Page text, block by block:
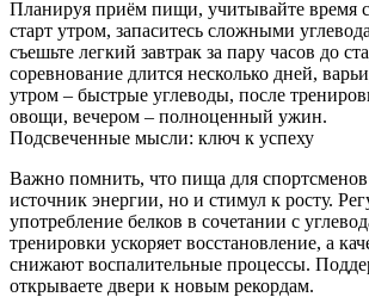
Планируя приём пищи, учитывайте время
старт утром, запаситесь сложными
съешьте легкий завтрак за пару часов до
соревнование длится несколько дней,
утром – быстрые углеводы, после
овощи, вечером – полноценный ужин.
Подсвеченные мысли: ключ к успеху
Важно помнить, что пища для спортсменов
источник энергии, но и стимул к росту.
употребление белков в сочетании с
тренировки ускоряет восстановление, а
снижают воспалительные процессы.
открываете двери к новым рекордам.